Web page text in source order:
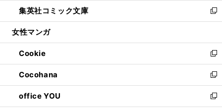
く
で
開
ド
ウ
開
く
ィ
ン
ウ
で
開
く
し
い
ウ
ン
ド
ウ
で
開
く
集英社コミック文庫
新
し
ウ
ィ
ン
ド
ウ
で
開
女性マンガ
Cookie
新
し
い
ウ
ィ
ン
Cocohana
新
し
い
ウ
office YOU
新
し